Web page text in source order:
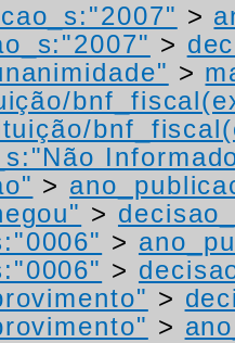
>
>
>
>
>
>
>
>
>